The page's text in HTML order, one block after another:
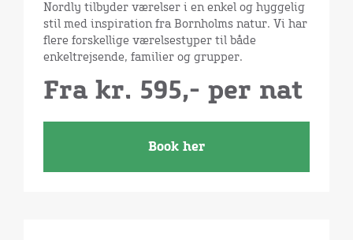
Nordly tilbyder værelser i en enkel og hyggelig
stil med inspiration fra Bornholms natur. Vi har
flere forskellige værelsestyper til både
enkeltrejsende, familier og grupper.
Fra kr. 595,- per nat
Book her